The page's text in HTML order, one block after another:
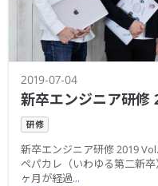
2019-07-04
新卒エンジニア研修
研修
新卒エンジニア研修 2019
ペパカレ（いわゆる第二新
ヶ月が経過...